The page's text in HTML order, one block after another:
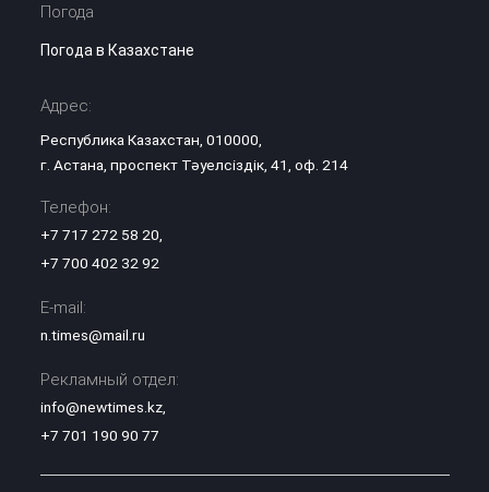
Погода
Погода в Казахстане
Адрес:
Республика Казахстан, 010000,
г. Астана, проспект Тәуелсіздік, 41, оф. 214
Телефон:
+7 717 272 58 20
+7 700 402 32 92
E-mail:
n.times@mail.ru
Рекламный отдел:
info@newtimes.kz,
+7 701 190 90 77